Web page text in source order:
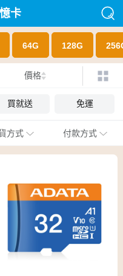
卡
64G 128G
價格
買就送 免運
方式 付款方式